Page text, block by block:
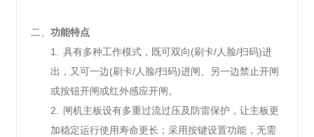
二、功能特点
1.
具有多种工作模式，既可双向(刷卡/人脸/扫码)进
出，又可一边(刷卡/人脸/扫码)进闸、另一边禁止开闸
或按钮开闸或红外感应开闸。
2.
闸机主板设有多重过流过压及防雷保护，让主板更
加稳定运行使用寿命更长；采用按键设置功能，无需